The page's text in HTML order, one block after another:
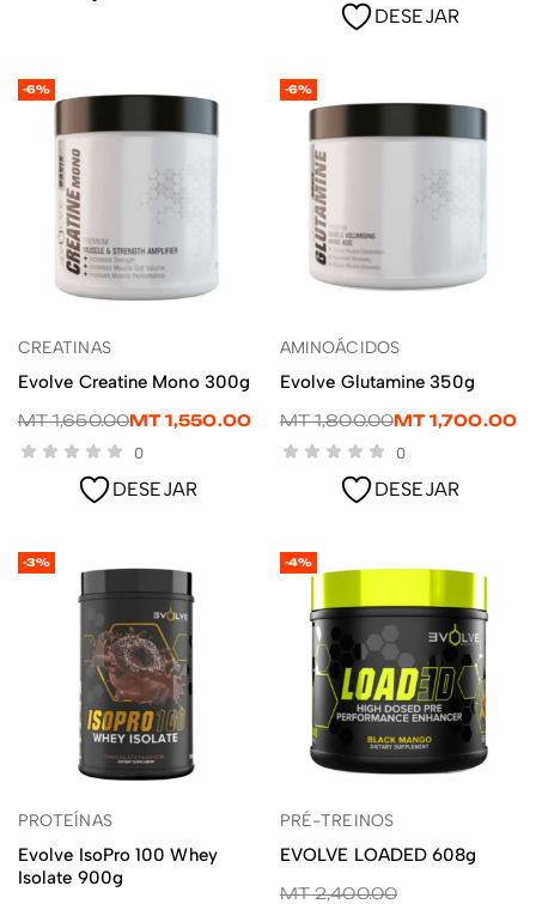
DESEJAR
-6%
LER MAIS
CREATINAS
Evolve Creatine Mono 300g
MT1,650.00MT1,550.00
0
DESEJAR
-6%
ADICIONAR
AMINOÁCIDOS
Evolve Glutamine 350g
MT1,800.00MT1,700.00
0
DESEJAR
-3%
LER MAIS
PROTEÍNAS
Evolve IsoPro 100 Whey
Isolate 900g
-4%
ADICIONAR
PRÉ-TREINOS
EVOLVE LOADED 608g
MT2,400.00